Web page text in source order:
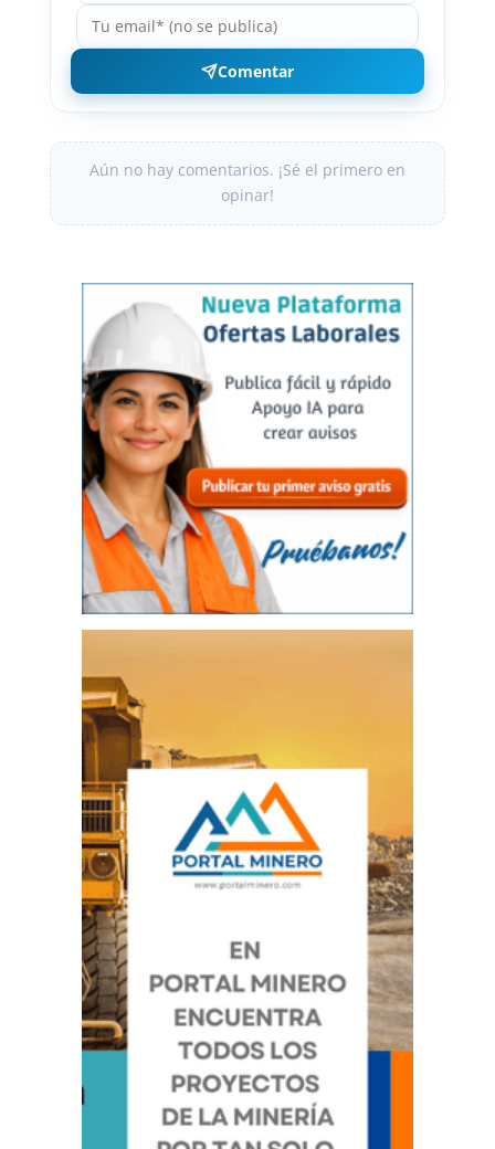
Comentar
Aún no hay comentarios. ¡Sé el primero en
opinar!